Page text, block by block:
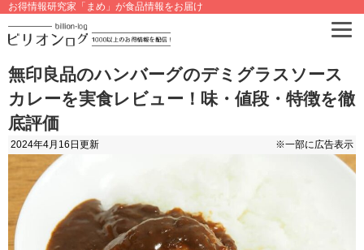
お得情報研究家「まめ」が食品情報をお届け
無印良品のハンバーグのデミグラスソース
カレーを実食レビュー！味・値段・特徴を徹
底評価
2024年4月16日 更新 ※一部に広告表示